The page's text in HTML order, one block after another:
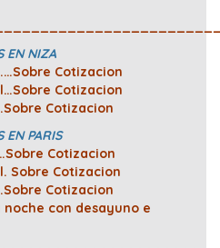
EN NIZA
Sobre Cotizacion
Sobre Cotizacion
Sobre Cotizacion
EN PARIS
Sobre Cotizacion
Sobre Cotizacion
Sobre Cotizacion
con desayuno e